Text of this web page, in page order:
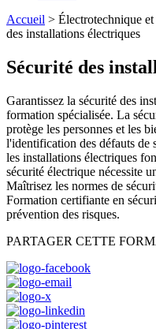
Accueil > Électrotechnique
des installations électriques
Sécurité des
Garantissez la sécurité des
formation spécialisée. La
protège les personnes et les
l'identification des défauts de
les installations électriques
sécurité électrique nécessite
Maîtrisez les normes de
Formation certifiante en
prévention des risques.
PARTAGER CETTE